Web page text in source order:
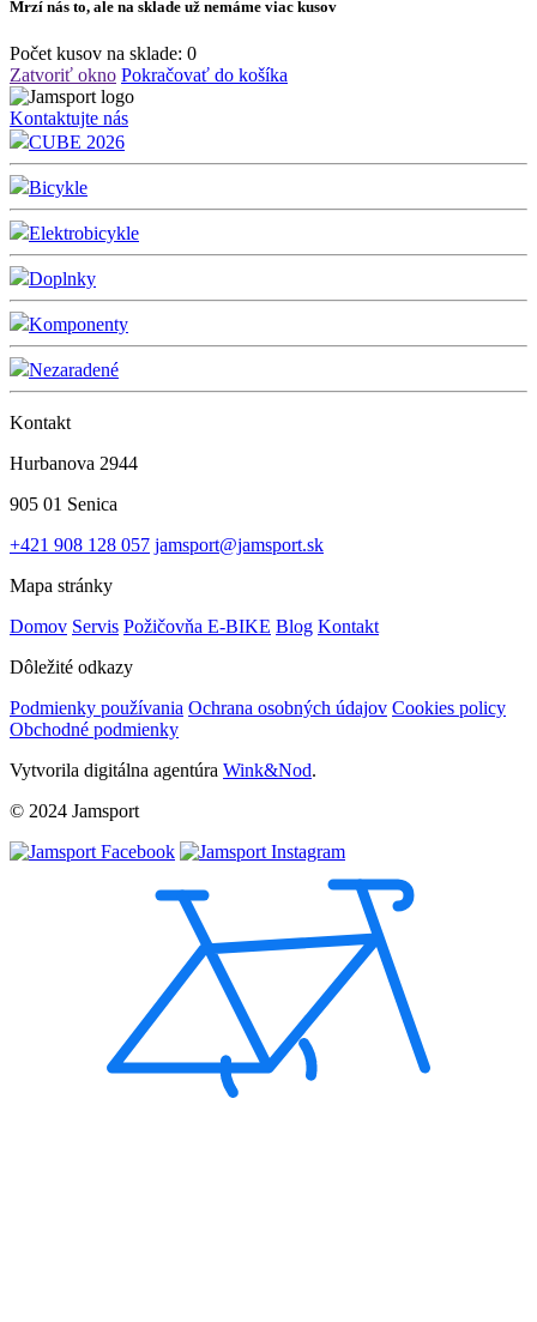
Mrzí nás to, ale na sklade už nemáme viac kusov
Počet kusov na sklade: 0
Zatvoriť okno Pokračovať do košíka
Kontaktujte nás
CUBE 2026
Bicykle
Elektrobicykle
Doplnky
Komponenty
Nezaradené
Kontakt
Hurbanova 2944
905 01 Senica
+421 908 128 057 jamsport@jamsport.sk
Mapa stránky
Domov Servis Požičovňa E-BIKE Blog Kontakt
Dôležité odkazy
Podmienky používania Ochrana osobných údajov Cookies policy
Obchodné podmienky
Vytvorila digitálna agentúra Wink&Nod.
© 2024 Jamsport